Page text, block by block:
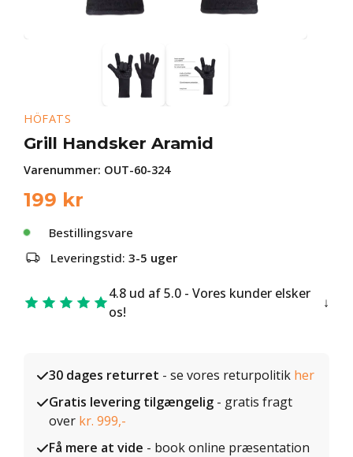
HÖFATS
Grill Handsker Aramid
Varenummer: OUT-60-324
199 kr
Bestillingsvare
Leveringstid: 3-5 uger
4.8 ud af 5.0 - Vores kunder elsker
os!
30 dages returret - se vores returpolitik her
Gratis levering tilgængelig - gratis fragt
over kr. 999,-
Få mere at vide - book online præsentation